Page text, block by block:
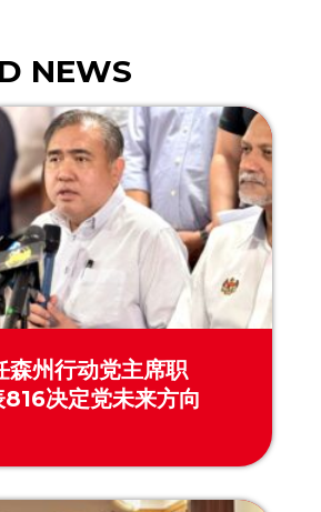
森州行动党主席职
决定党未来方向